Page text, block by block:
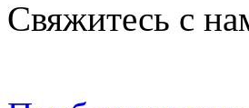
Свяжитесь с